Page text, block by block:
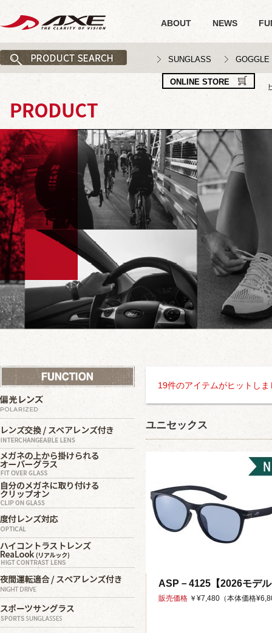
ABOUT NEWS
SUNGLASS GOGGLE
ONLINE STORE
19件のアイテムがヒットしま
ユニセックス
ASP－4125【2026モデ
販売価格 ￥¥7,480（本体価格